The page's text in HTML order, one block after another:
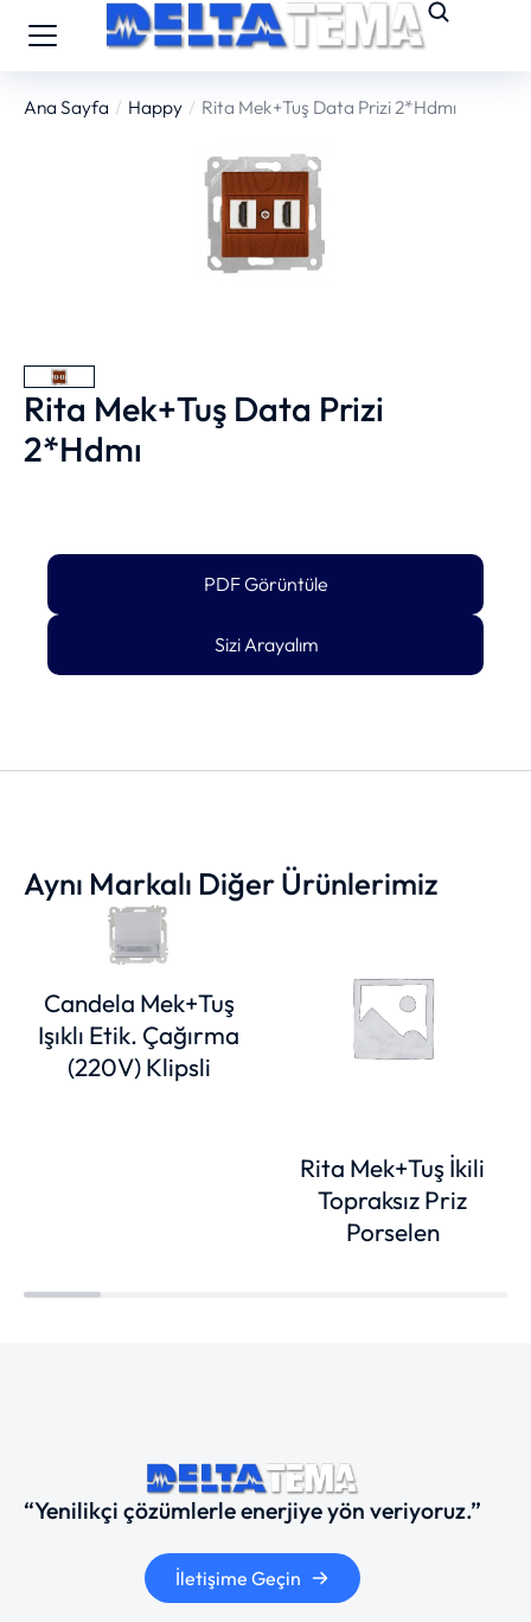
You are here:
Ana Sayfa Happy Rita Mek+Tuş Data Prizi 2*Hdmı
Rita Mek+Tuş Data Prizi
2*Hdmı
PDF Görüntüle
Sizi Arayalım
Aynı Markalı Diğer Ürünlerimiz
Candela Mek+Tuş
Işıklı Etik. Çağırma
(220V) Klipsli
Rita Mek+Tuş İkili
Topraksız Priz
Porselen
“Yenilikçi çözümlerle enerjiye yön veriyoruz.”
İletişime Geçin